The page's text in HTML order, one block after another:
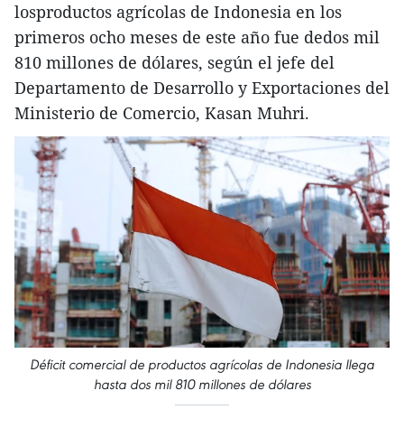
losproductos agrícolas de Indonesia en los
primeros ocho meses de este año fue dedos mil
810 millones de dólares, según el jefe del
Departamento de Desarrollo y Exportaciones del
Ministerio de Comercio, Kasan Muhri.
Déficit comercial de productos agrícolas de Indonesia llega
hasta dos mil 810 millones de dólares